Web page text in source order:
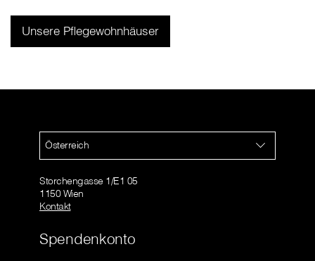
Unsere Pflegewohnhäuser
Österreich
Storchengasse 1/E1 05
1150 Wien
Kontakt
Spendenkonto